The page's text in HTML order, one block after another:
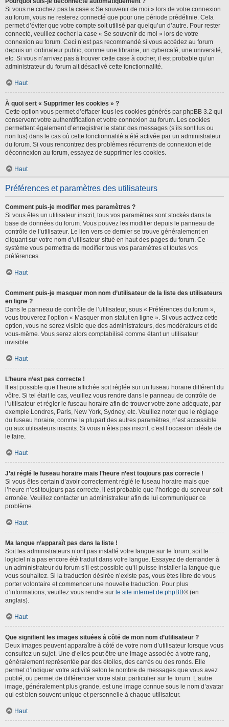
Si vous ne cochez pas la case « Se souvenir de moi » lors de votre connexion
au forum, vous ne resterez connecté que pour une période prédéfinie. Cela
permet d’éviter que votre compte soit utilisé par quelqu’un d’autre. Pour rester
connecté, veuillez cocher la case « Se souvenir de moi » lors de votre
connexion au forum. Ceci n’est pas recommandé si vous accédez au forum
depuis un ordinateur public, comme une librairie, un cybercafé, une université,
etc. Si vous n’arrivez pas à trouver cette case à cocher, il est probable qu’un
administrateur du forum ait désactivé cette fonctionnalité.
Haut
À quoi sert « Supprimer les cookies » ?
Cette option vous permet d’effacer tous les cookies générés par phpBB 3.2 qui
conservent votre authentification et votre connexion au forum. Les cookies
permettent également d’enregistrer le statut des messages (s’ils sont lus ou
non lus) dans le cas où cette fonctionnalité a été activée par un administrateur
du forum. Si vous rencontrez des problèmes récurrents de connexion et de
déconnexion au forum, essayez de supprimer les cookies.
Haut
Préférences et paramètres des utilisateurs
Comment puis-je modifier mes paramètres ?
Si vous êtes un utilisateur inscrit, tous vos paramètres sont stockés dans la
base de données du forum. Vous pouvez les modifier depuis le panneau de
contrôle de l’utilisateur. Le lien vers ce dernier se trouve généralement en
cliquant sur votre nom d’utilisateur situé en haut des pages du forum. Ce
système vous permettra de modifier tous vos paramètres et toutes vos
préférences.
Haut
Comment puis-je masquer mon nom d’utilisateur de la liste des utilisateurs
en ligne ?
Dans le panneau de contrôle de l’utilisateur, sous « Préférences du forum »,
vous trouverez l’option « Masquer mon statut en ligne ». Si vous activez cette
option, vous ne serez visible que des administrateurs, des modérateurs et de
vous-même. Vous serez alors comptabilisé comme étant un utilisateur
invisible.
Haut
L’heure n’est pas correcte !
Il est possible que l’heure affichée soit réglée sur un fuseau horaire différent du
vôtre. Si tel était le cas, veuillez vous rendre dans le panneau de contrôle de
l’utilisateur et régler le fuseau horaire afin de trouver votre zone adéquate, par
exemple Londres, Paris, New York, Sydney, etc. Veuillez noter que le réglage
du fuseau horaire, comme la plupart des autres paramètres, n’est accessible
qu’aux utilisateurs inscrits. Si vous n’êtes pas inscrit, c’est l’occasion idéale de
le faire.
Haut
J’ai réglé le fuseau horaire mais l’heure n’est toujours pas correcte !
Si vous êtes certain d’avoir correctement réglé le fuseau horaire mais que
l’heure n’est toujours pas correcte, il est probable que l’horloge du serveur soit
erronée. Veuillez contacter un administrateur afin de lui communiquer ce
problème.
Haut
Ma langue n’apparaît pas dans la liste !
Soit les administrateurs n’ont pas installé votre langue sur le forum, soit le
logiciel n’a pas encore été traduit dans votre langue. Essayez de demander à
un administrateur du forum s’il est possible qu’il puisse installer la langue que
vous souhaitez. Si la traduction désirée n’existe pas, vous êtes libre de vous
porter volontaire et commencer une nouvelle traduction. Pour plus
d’informations, veuillez vous rendre sur le site internet de phpBB® (en
anglais).
Haut
Que signifient les images situées à côté de mon nom d’utilisateur ?
Deux images peuvent apparaître à côté de votre nom d’utilisateur lorsque vous
consultez un sujet. Une d’elles peut être une image associée à votre rang,
généralement représentée par des étoiles, des carrés ou des ronds. Elle
permet d’indiquer votre activité selon le nombre de messages que vous avez
publié, ou permet de différencier votre statut particulier sur le forum. L’autre
image, généralement plus grande, est une image connue sous le nom d’avatar
qui est bien souvent unique et personnelle à chaque utilisateur.
Haut